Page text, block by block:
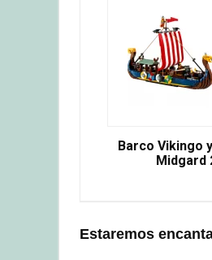
Barco Vikingo
Midgard
Estaremos